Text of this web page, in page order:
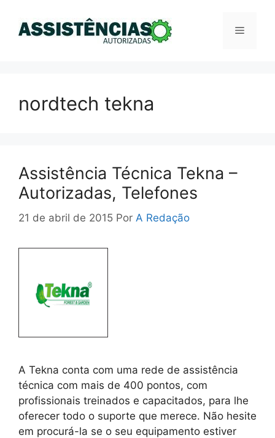
Menu
nordtech tekna
Assistência Técnica Tekna –
Autorizadas, Telefones
21 de abril de 2015 Por A Redação
A Tekna conta com uma rede de assistência
técnica com mais de 400 pontos, com
profissionais treinados e capacitados, para lhe
oferecer todo o suporte que merece. Não hesite
em procurá-la se o seu equipamento estiver